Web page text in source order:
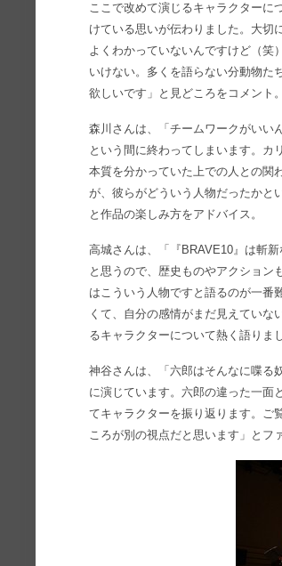
ここで改めて演じるキャラクターに
けている思いが伝わりました。大切
よくわかっていないんですけど（笑
いけない。多くを語らない分動物た
欲しいです」と見どころをコメント。
森川さんは、「チームワークがいい
という間に終わってしまいます。カ
本質を分かっていた上での人との関
が、彼らがどういう人物だったかと
と作品の楽しみ方をアドバイス。
高城さんは、「『BRAVE10』は斬
と思うので、歴史ものやアクション
はこういう人物ですと語るのが一番
くて、自分の感情がまだ見えていな
るキャラクターについて熱く語りま
神谷さんは、「六郎はそんなに喋る
に演じています。六郎の違った一面
てキャラクターを振り返ります。ご
ころが別の視点だと思います」とフ